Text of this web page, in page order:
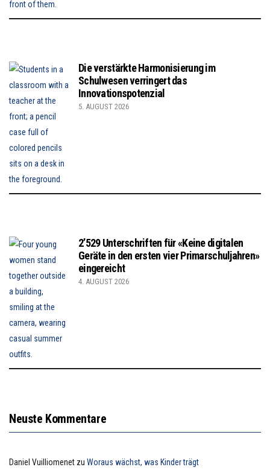
Die verstärkte Harmonisierung im
Schulwesen verringert das
Innovationspotenzial
5. AUGUST 2026
2’529 Unterschriften für «Keine digitalen
Geräte in den ersten vier Primarschuljahren»
eingereicht
4. AUGUST 2026
Neuste Kommentare
Daniel Vuilliomenet zu Woraus wächst, was Kinder trägt